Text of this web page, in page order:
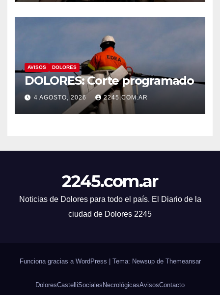
AVISOS DOLORES
DOLORES: Corte programado
4 AGOSTO, 2026 2245.COM.AR
2245.com.ar
Noticias de Dolores para todo el país. El Diario de la
ciudad de Dolores 2245
Funciona gracias a WordPress Tema: Newsup de Themeansar
DoloresCastelliSociales NecrológicasAvisosContacto